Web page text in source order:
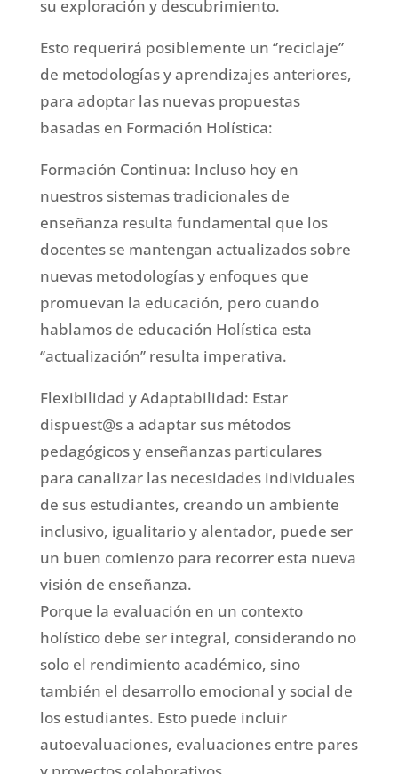
su exploración y descubrimiento.
Esto requerirá posiblemente un ‘’reciclaje’’
de metodologías y aprendizajes anteriores,
para adoptar las nuevas propuestas
basadas en Formación Holística:
Formación Continua: Incluso hoy en
nuestros sistemas tradicionales de
enseñanza resulta fundamental que los
docentes se mantengan actualizados sobre
nuevas metodologías y enfoques que
promuevan la educación, pero cuando
hablamos de educación Holística esta
‘’actualización’’ resulta imperativa.
Flexibilidad y Adaptabilidad: Estar
dispuest@s a adaptar sus métodos
pedagógicos y enseñanzas particulares
para canalizar las necesidades individuales
de sus estudiantes, creando un ambiente
inclusivo, igualitario y alentador, puede ser
un buen comienzo para recorrer esta nueva
visión de enseñanza.
Porque la evaluación en un contexto
holístico debe ser integral, considerando no
solo el rendimiento académico, sino
también el desarrollo emocional y social de
los estudiantes. Esto puede incluir
autoevaluaciones, evaluaciones entre pares